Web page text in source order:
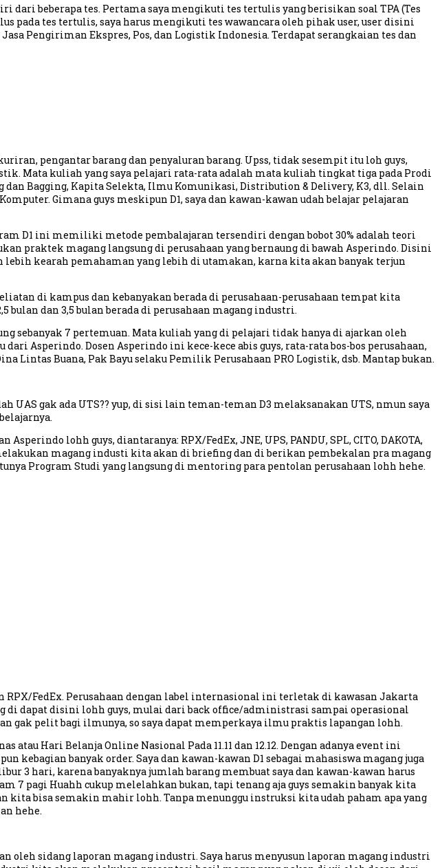
beberapa tes. Pertama saya mengikuti tes tertulis yang berisikan soal TPA (Tes
pada tes tertulis, saya harus mengikuti tes wawancara oleh pihak user, user disini
Pengiriman Ekspres, Pos, dan Logistik Indonesia. Terdapat serangkaian tes dan
pengantar barang dan penyaluran barang. Upss, tidak sesempit itu loh guys,
Mata kuliah yang saya pelajari rata-rata adalah mata kuliah tingkat tiga pada Prodi
Bagging, Kapita Selekta, Ilmu Komunikasi, Distribution & Delivery, K3, dll. Selain
Gimana guys meskipun D1, saya dan kawan-kawan udah belajar pelajaran
D1 ini memiliki metode pembalajaran tersendiri dengan bobot 30% adalah teori
praktek magang langsung di perusahaan yang bernaung di bawah Asperindo. Disini
kearah pemahaman yang lebih di utamakan, karna kita akan banyak terjun
di kampus dan kebanyakan berada di perusahaan-perusahaan tempat kita
bulan dan 3,5 bulan berada di perusahaan magang industri.
sebanyak 7 pertemuan. Mata kuliah yang di pelajari tidak hanya di ajarkan oleh
Asperindo. Dosen Asperindo ini kece-kece abis guys, rata-rata bos-bos perusahaan,
Lintas Buana, Pak Bayu selaku Pemilik Perusahaan PRO Logistik, dsb. Mantap bukan.
UAS gak ada UTS?? yup, di sisi lain teman-teman D3 melaksanakan UTS, nmun saya
lohh guys, diantaranya: RPX/FedEx, JNE, UPS, PANDU, SPL, CITO, DAKOTA,
magang industi kita akan di briefing dan di berikan pembekalan pra magang
Program Studi yang langsung di mentoring para pentolan perusahaan lohh hehe.
RPX/FedEx. Perusahaan dengan label internasional ini terletak di kawasan Jakarta
di dapat disini lohh guys, mulai dari back office/administrasi sampai operasional
gak pelit bagi ilmunya, so saya dapat memperkaya ilmu praktis lapangan lohh.
Hari Belanja Online Nasional Pada 11.11 dan 12.12. Dengan adanya event ini
banyak order. Saya dan kawan-kawan D1 sebagai mahasiswa magang juga
3 hari, karena banyaknya jumlah barang membuat saya dan kawan-kawan harus
7 pagi Huahh cukup melelahkan bukan, tapi tenang aja guys semakin banyak kita
kita bisa semakin mahir lohh. Tanpa menunggu instruksi kita udah paham apa yang
hehe.
oleh sidang laporan magang industri. Saya harus menyusun laporan magang industri